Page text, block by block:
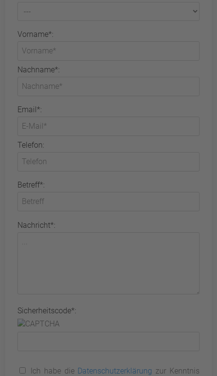
Vorname*:
Nachname*:
Email*:
Telefon:
Betreff*:
Nachricht*:
Sicherheitscode*:
Ich habe die Datenschutzerklärung zur Kenntnis